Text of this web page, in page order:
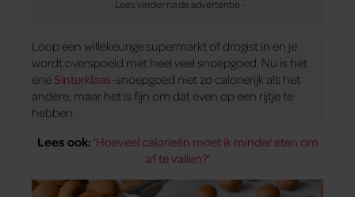
Loop een willekeurige supermarkt of drogist in en je
wordt overspoeld met heel veel snoepgoed. Nu is het
ene Sinterklaas-snoepgoed niet zo calorierijk als het
andere, maar het is fijn om dat even op een rijtje te
hebben.
Lees ook: ‘Hoeveel calorieën moet ik minder eten om
af te vallen?‘